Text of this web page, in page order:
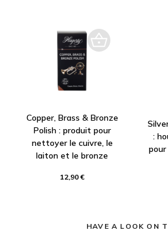
Copper, Brass & Bronze
Polish : produit pour
nettoyer le cuivre, le
laiton et le bronze
12,90 €
:
HAVE A LOOK ON